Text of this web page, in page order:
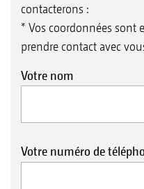
contacterons :
* Vos coordonnées sont
prendre contact avec
Votre nom
Votre numéro de